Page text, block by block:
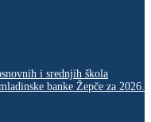
i srednjih škola
banke Žepče za 2026.